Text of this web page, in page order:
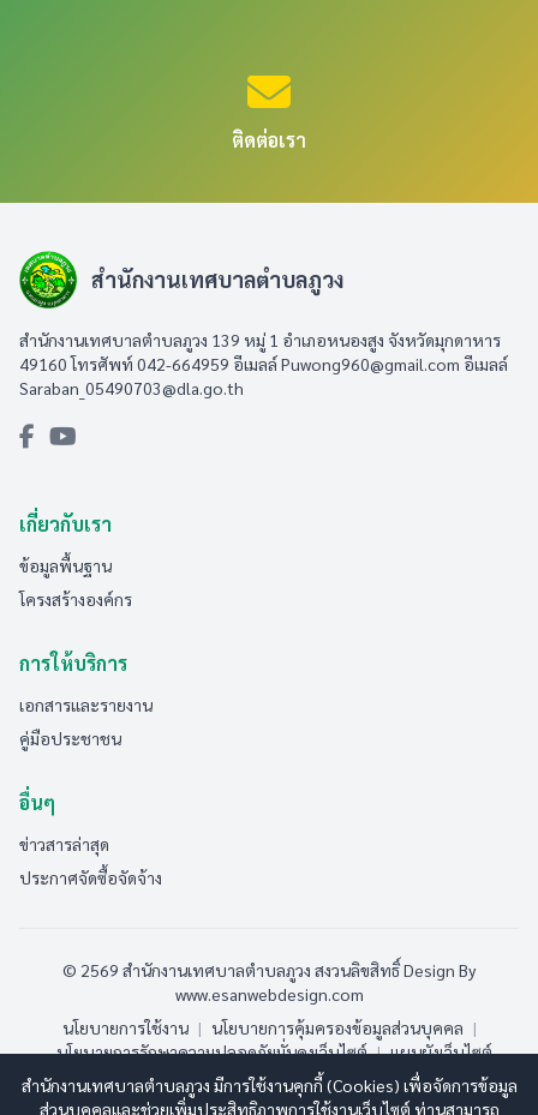
ติดต่อเรา
สำนักงานเทศบาลตำบลภูวง
สำนักงานเทศบาลตำบลภูวง 139 หมู่ 1 อำเภอหนองสูง จังหวัดมุกดาหาร
49160 โทรศัพท์ 042-664959 อีเมลล์Puwong960@gmail.com อีเมลล์
Saraban_05490703@dla.go.th
เกี่ยวกับเรา
ข้อมูลพื้นฐาน
โครงสร้างองค์กร
การให้บริการ
เอกสารและรายงาน
คู่มือประชาชน
อื่นๆ
ข่าวสารล่าสุด
ประกาศจัดซื้อจัดจ้าง
© 2569 สำนักงานเทศบาลตำบลภูวง สงวนลิขสิทธิ์Design By
www.esanwebdesign.com
นโยบายการใช้งาน | นโยบายการคุ้มครองข้อมูลส่วนบุคคล |
นโยบายการรักษาความปลอดภัยมั่นคงเว็บไซต์ | แผนผังเว็บไซต์
ออนไลน์:3 ทั้งหมด:189 (ดูสถิติทั้งหมด)
สำนักงานเทศบาลตำบลภูวง มีการใช้งานคุกกี้ (Cookies) เพื่อจัดการข้อมูล
ส่วนบุคคลและช่วยเพิ่มประสิทธิภาพการใช้งานเว็บไซต์ ท่านสามารถ